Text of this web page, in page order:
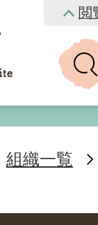
閲
組織一覧